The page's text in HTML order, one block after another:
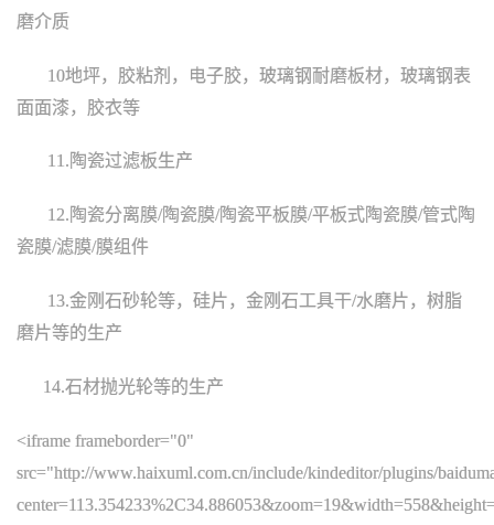
磨介质
10地坪，胶粘剂， 电子胶， 玻璃钢耐磨板材， 玻璃钢表
面面漆，胶衣等
11.陶瓷过滤板生产
12.陶瓷分离膜/陶瓷膜/陶瓷平板膜/平板式陶瓷膜/管式陶
瓷膜/滤膜/膜组件
13.金刚石砂轮等，硅片，金刚石工具干/水磨片，树脂
磨片等的生产
14.石材抛光轮等的生产
<iframe frameborder="0"
src="http://www.haixuml.com.cn/include/kindeditor/plugins/